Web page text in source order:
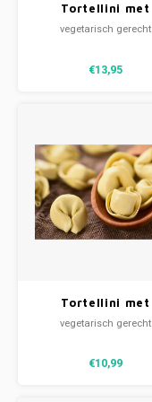
Tortellini met
botersaus en
vegetarisch gerecht
€13,95
Tortellini met
botersaus en
vegetarisch gerecht
€10,99